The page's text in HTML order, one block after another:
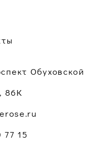
Обуховской
86К
77 15